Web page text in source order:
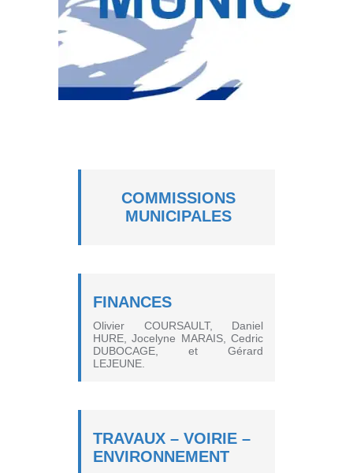
COMMISSIONS
MUNICIPALES
FINANCES
Olivier COURSAULT, Daniel
HURE, Jocelyne MARAIS, Cedric
DUBOCAGE, et Gérard
LEJEUNE.
TRAVAUX – VOIRIE –
ENVIRONNEMENT